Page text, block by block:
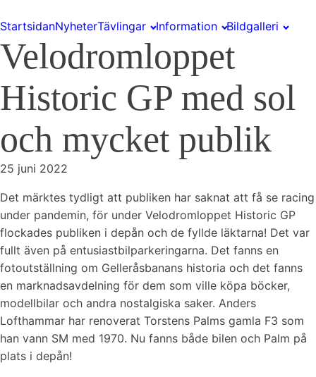
StartsidanNyheterTävlingar Information Bildgalleri
Velodromloppet
Historic GP med sol
och mycket publik
25 juni 2022
Det märktes tydligt att publiken har saknat att få se racing
under pandemin, för under Velodromloppet Historic GP
flockades publiken i depån och de fyllde läktarna! Det var
fullt även på entusiastbilparkeringarna. Det fanns en
fotoutställning om Gelleråsbanans historia och det fanns
en marknadsavdelning för dem som ville köpa böcker,
modellbilar och andra nostalgiska saker. Anders
Lofthammar har renoverat Torstens Palms gamla F3 som
han vann SM med 1970. Nu fanns både bilen och Palm på
plats i depån!